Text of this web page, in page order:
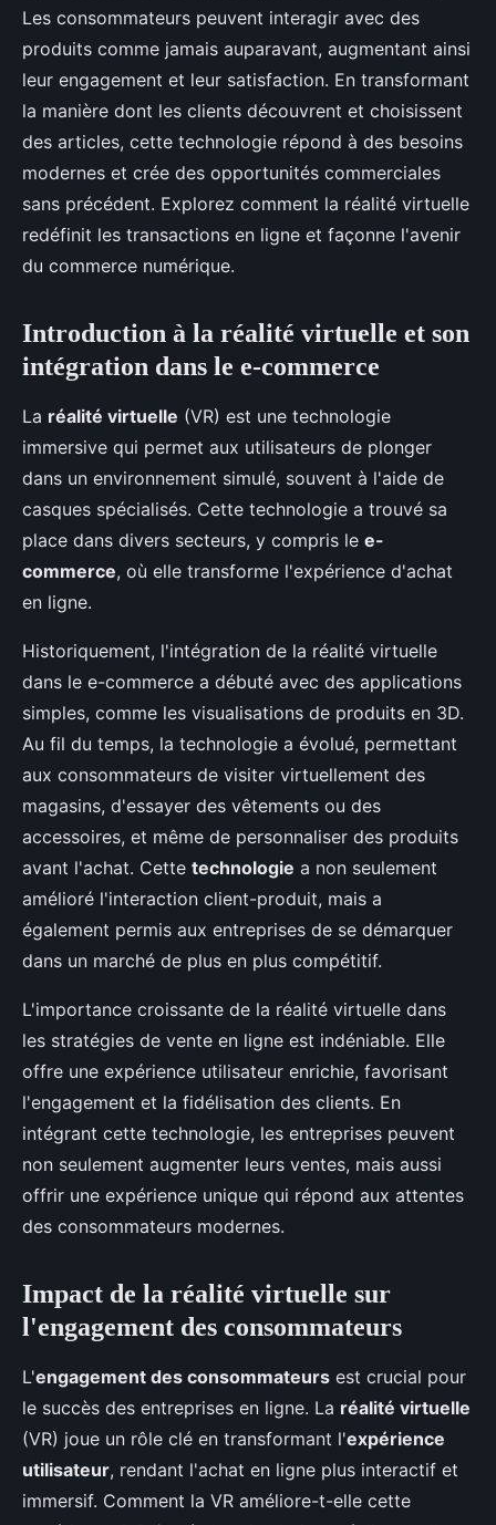
Les consommateurs peuvent interagir avec des
produits comme jamais auparavant, augmentant ainsi
leur engagement et leur satisfaction. En transformant
la manière dont les clients découvrent et choisissent
des articles, cette technologie répond à des besoins
modernes et crée des opportunités commerciales
sans précédent. Explorez comment la réalité virtuelle
redéfinit les transactions en ligne et façonne l'avenir
du commerce numérique.
Introduction à la réalité virtuelle et son
intégration dans le e-commerce
La réalité virtuelle (VR) est une technologie
immersive qui permet aux utilisateurs de plonger
dans un environnement simulé, souvent à l'aide de
casques spécialisés. Cette technologie a trouvé sa
place dans divers secteurs, y compris le e-
commerce, où elle transforme l'expérience d'achat
en ligne.
Historiquement, l'intégration de la réalité virtuelle
dans le e-commerce a débuté avec des applications
simples, comme les visualisations de produits en 3D.
Au fil du temps, la technologie a évolué, permettant
aux consommateurs de visiter virtuellement des
magasins, d'essayer des vêtements ou des
accessoires, et même de personnaliser des produits
avant l'achat. Cette technologie a non seulement
amélioré l'interaction client-produit, mais a
également permis aux entreprises de se démarquer
dans un marché de plus en plus compétitif.
L'importance croissante de la réalité virtuelle dans
les stratégies de vente en ligne est indéniable. Elle
offre une expérience utilisateur enrichie, favorisant
l'engagement et la fidélisation des clients. En
intégrant cette technologie, les entreprises peuvent
non seulement augmenter leurs ventes, mais aussi
offrir une expérience unique qui répond aux attentes
des consommateurs modernes.
Impact de la réalité virtuelle sur
l'engagement des consommateurs
L'engagement des consommateurs est crucial pour
le succès des entreprises en ligne. La réalité virtuelle
(VR) joue un rôle clé en transformant l'expérience
utilisateur, rendant l'achat en ligne plus interactif et
immersif. Comment la VR améliore-t-elle cette